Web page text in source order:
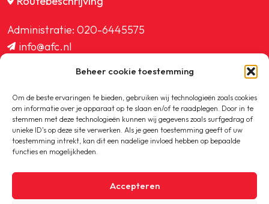
Beheer cookie toestemming
Om de beste ervaringen te bieden, gebruiken wij technologieën zoals cookies
om informatie over je apparaat op te slaan en/of te raadplegen. Door in te
stemmen met deze technologieën kunnen wij gegevens zoals surfgedrag of
unieke ID's op deze site verwerken. Als je geen toestemming geeft of uw
toestemming intrekt, kan dit een nadelige invloed hebben op bepaalde
functies en mogelijkheden.
Accepteren
Administratie: 020-6445575
info@afc.nl
ledenadministratie@afc.nl
Copyright © 2020-2026 AFC